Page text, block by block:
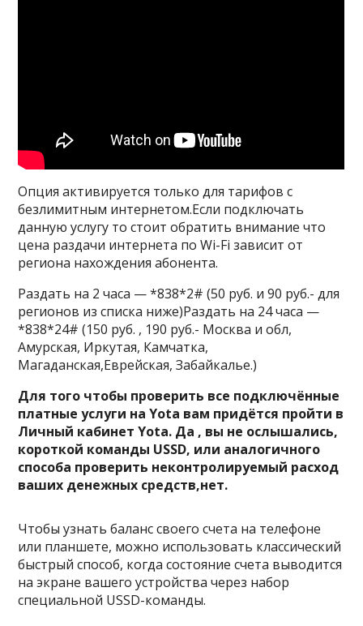
Опция активируется только для тарифов с
безлимитным интернетом.Если подключать
данную услугу то стоит обратить внимание что
цена раздачи интернета по Wi-Fi зависит от
региона нахождения абонента.
Раздать на 2 часа — *838*2# (50 руб. и 90 руб.- для
регионов из списка ниже)Раздать на 24 часа —
*838*24# (150 руб. , 190 руб.- Москва и обл,
Амурская, Иркутая, Камчатка,
Магаданская,Еврейская, Забайкалье.)
Для того чтобы проверить все подключённые
платные услуги на Yota вам придётся пройти в
Личный кабинет Yota. Да , вы не ослышались,
короткой команды USSD, или аналогичного
способа проверить неконтролируемый расход
ваших денежных средств,нет.
Чтобы узнать баланс своего счета на телефоне
или планшете, можно использовать классический
быстрый способ, когда состояние счета выводится
на экране вашего устройства через набор
специальной USSD-команды.